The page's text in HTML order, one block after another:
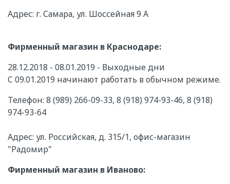
Адрес: г. Самара, ул. Шоссейная 9 А
Фирменный магазин в Краснодаре:
28.12.2018 - 08.01.2019 - Выходные дни
C 09.01.2019 начинают работать в обычном режиме.
Телефон: 8 (989) 266-09-33, 8 (918) 974-93-46, 8 (918)
974-93-64
Адрес: ул. Российская, д. 315/1, офис-магазин
"Радомир"
Фирменный магазин в Иваново: